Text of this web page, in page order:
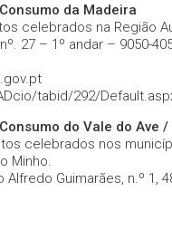
da Madeira
celebrados na Região
27 – 1º andar – 9050-
tabid/292/
do Vale do Ave
celebrados nos
Minho.
Guimarães, n.º 1,